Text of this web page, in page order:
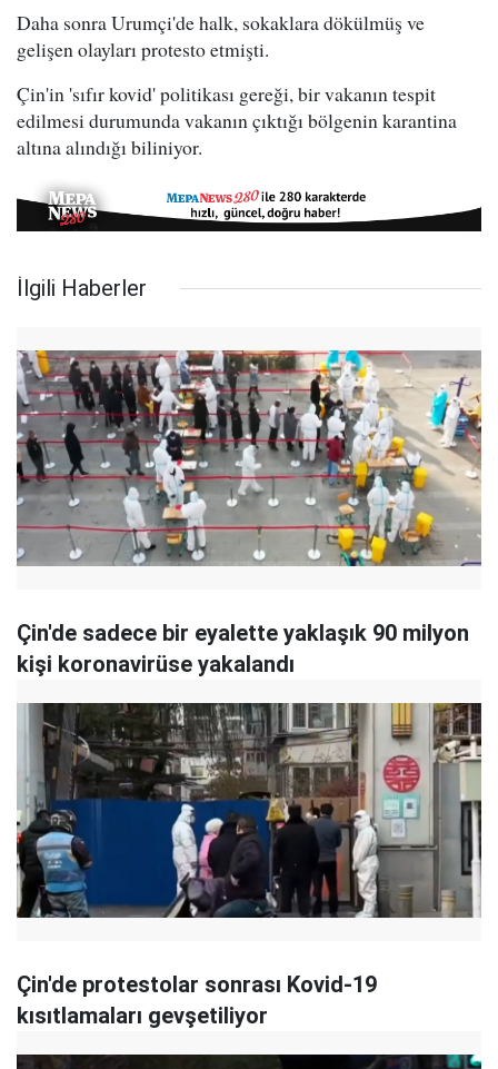
Daha sonra Urumçi'de halk, sokaklara dökülmüş ve
gelişen olayları protesto etmişti.
Çin'in 'sıfır kovid' politikası gereği, bir vakanın tespit
edilmesi durumunda vakanın çıktığı bölgenin karantina
altına alındığı biliniyor.
İlgili Haberler
Çin'de sadece bir eyalette yaklaşık 90 milyon
kişi koronavirüse yakalandı
Çin'de protestolar sonrası Kovid-19
kısıtlamaları gevşetiliyor